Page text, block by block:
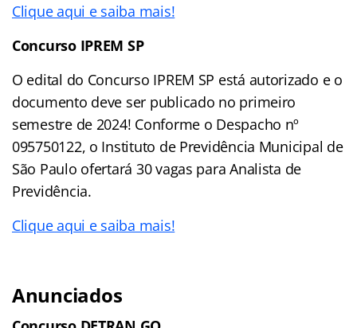
Clique aqui e saiba mais!
Concurso IPREM SP
O edital do Concurso IPREM SP está autorizado e o
documento deve ser publicado no primeiro
semestre de 2024! Conforme o Despacho nº
095750122, o Instituto de Previdência Municipal de
São Paulo ofertará 30 vagas para Analista de
Previdência.
Clique aqui e saiba mais!
Anunciados